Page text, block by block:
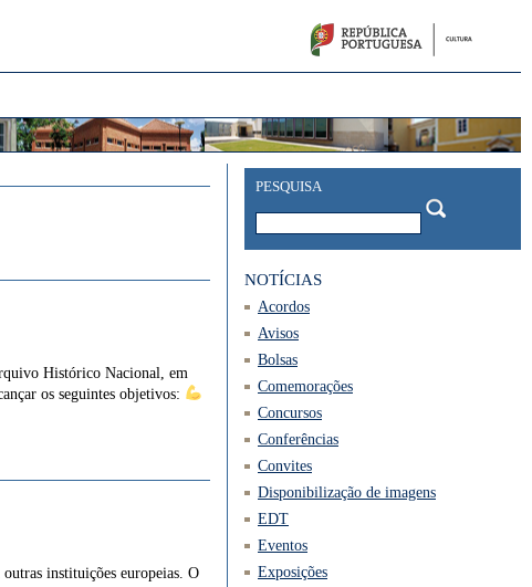
Histórico Nacional, em
os seguintes objetivos:
instituições europeias. O
PESQUISA
NOTÍCIAS
Acordos
Avisos
Bolsas
Comemorações
Concursos
Conferências
Convites
Disponibilização de imagens
EDT
Eventos
Exposições